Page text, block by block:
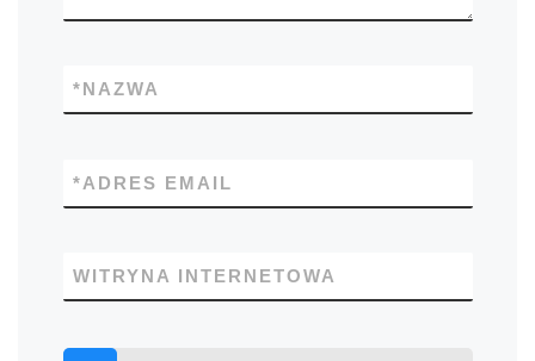
NAZWA
*
ADRES EMAIL
*
WITRYNA INTERNETOWA